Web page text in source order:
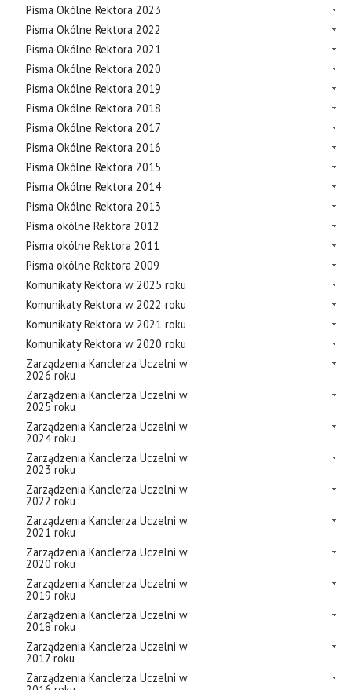
Pisma Okólne Rektora 2023
Pisma Okólne Rektora 2022
Pisma Okólne Rektora 2021
Pisma Okólne Rektora 2020
Pisma Okólne Rektora 2019
Pisma Okólne Rektora 2018
Pisma Okólne Rektora 2017
Pisma Okólne Rektora 2016
Pisma Okólne Rektora 2015
Pisma Okólne Rektora 2014
Pisma Okólne Rektora 2013
Pisma okólne Rektora 2012
Pisma okólne Rektora 2011
Pisma okólne Rektora 2009
Komunikaty Rektora w 2025 roku
Komunikaty Rektora w 2022 roku
Komunikaty Rektora w 2021 roku
Komunikaty Rektora w 2020 roku
Zarządzenia Kanclerza Uczelni w
2026 roku
Zarządzenia Kanclerza Uczelni w
2025 roku
Zarządzenia Kanclerza Uczelni w
2024 roku
Zarządzenia Kanclerza Uczelni w
2023 roku
Zarządzenia Kanclerza Uczelni w
2022 roku
Zarządzenia Kanclerza Uczelni w
2021 roku
Zarządzenia Kanclerza Uczelni w
2020 roku
Zarządzenia Kanclerza Uczelni w
2019 roku
Zarządzenia Kanclerza Uczelni w
2018 roku
Zarządzenia Kanclerza Uczelni w
2017 roku
Zarządzenia Kanclerza Uczelni w